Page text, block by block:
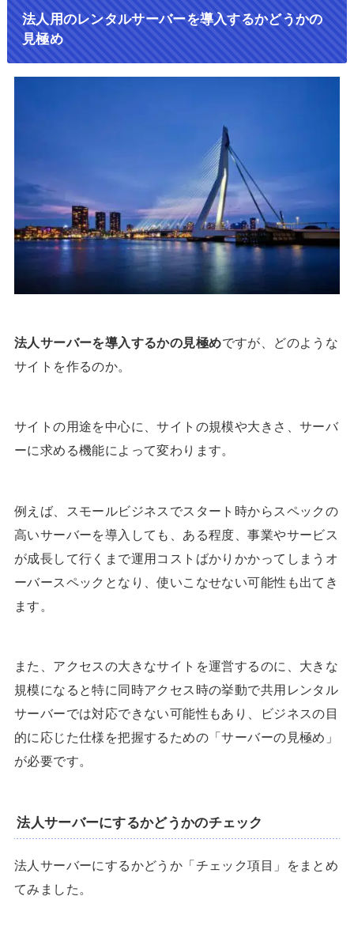
法人用のレンタルサーバーを導入するかどうかの
見極め
法人サーバーを導入するかの見極めですが、どのような
サイトを作るのか。
サイトの用途を中心に、サイトの規模や大きさ、サーバ
ーに求める機能によって変わります。
例えば、スモールビジネスでスタート時からスペックの
高いサーバーを導入しても、ある程度、事業やサービス
が成長して行くまで運用コストばかりかかってしまうオ
ーバースペックとなり、使いこなせない可能性も出てき
ます。
また、アクセスの大きなサイトを運営するのに、大きな
規模になると特に同時アクセス時の挙動で共用レンタル
サーバーでは対応できない可能性もあり、ビジネスの目
的に応じた仕様を把握するための「サーバーの見極め」
が必要です。
法人サーバーにするかどうかのチェック
法人サーバーにするかどうか「チェック項目」をまとめ
てみました。